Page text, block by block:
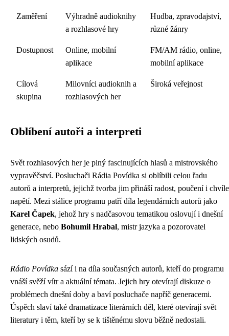
Zaměření
Výhradně audioknihy
a rozhlasové hry
Hudba, zpravodajství,
různé žánry
Dostupnost
Online, mobilní
aplikace
FM/AM rádio, online,
mobilní aplikace
Cílová
skupina
Milovníci audioknih a
rozhlasových her
Široká veřejnost
Oblíbení autoři a interpreti
Svět rozhlasových her je plný fascinujících hlasů a mistrovského
vypravěčství. Posluchači Rádia Povídka si oblíbili celou řadu
autorů a interpretů, jejichž tvorba jim přináší radost, poučení i chvíle
napětí. Mezi stálice programu patří díla legendárních autorů jako
Karel Čapek, jehož hry s nadčasovou tematikou oslovují i dnešní
generace, nebo Bohumil Hrabal, mistr jazyka a pozorovatel
lidských osudů.
Rádio Povídka sází i na díla současných autorů, kteří do programu
vnáší svěží vítr a aktuální témata. Jejich hry otevírají diskuze o
problémech dnešní doby a baví posluchače napříč generacemi.
Úspěch slaví také dramatizace literárních děl, které otevírají svět
literatury i těm, kteří by se k tištěnému slovu běžně nedostali.